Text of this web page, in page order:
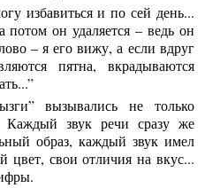
избавиться и по сей день...
потом он удаляется – ведь он
– я его вижу, а если вдруг
пятна, вкрадываются
вызывались не только
звук речи сразу же
образ, каждый звук имел
цвет, свои отличия на вкус...